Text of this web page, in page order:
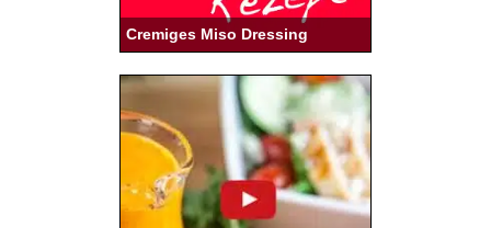
Cremiges Miso Dressing